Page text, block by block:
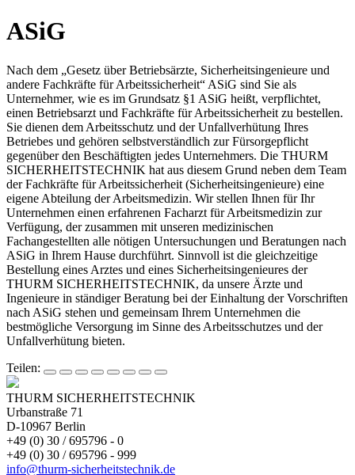
ASiG
Nach dem „Gesetz über Betriebsärzte, Sicherheitsingenieure und
andere Fachkräfte für Arbeitssicherheit“ ASiG sind Sie als
Unternehmer, wie es im Grundsatz §1 ASiG heißt, verpflichtet,
einen Betriebsarzt und Fachkräfte für Arbeitssicherheit zu bestellen.
Sie dienen dem Arbeitsschutz und der Unfallverhütung Ihres
Betriebes und gehören selbstverständlich zur Fürsorgepflicht
gegenüber den Beschäftigten jedes Unternehmers. Die THURM
SICHERHEITSTECHNIK hat aus diesem Grund neben dem Team
der Fachkräfte für Arbeitssicherheit (Sicherheitsingenieure) eine
eigene Abteilung der Arbeitsmedizin. Wir stellen Ihnen für Ihr
Unternehmen einen erfahrenen Facharzt für Arbeitsmedizin zur
Verfügung, der zusammen mit unseren medizinischen
Fachangestellten alle nötigen Untersuchungen und Beratungen nach
ASiG in Ihrem Hause durchführt. Sinnvoll ist die gleichzeitige
Bestellung eines Arztes und eines Sicherheitsingenieures der
THURM SICHERHEITSTECHNIK, da unsere Ärzte und
Ingenieure in ständiger Beratung bei der Einhaltung der Vorschriften
nach ASiG stehen und gemeinsam Ihrem Unternehmen die
bestmögliche Versorgung im Sinne des Arbeitsschutzes und der
Unfallverhütung bieten.
Teilen:
THURM SICHERHEITSTECHNIK
Urbanstraße 71
D-10967 Berlin
+49 (0) 30 / 695796 - 0
+49 (0) 30 / 695796 - 999
info@thurm-sicherheitstechnik.de